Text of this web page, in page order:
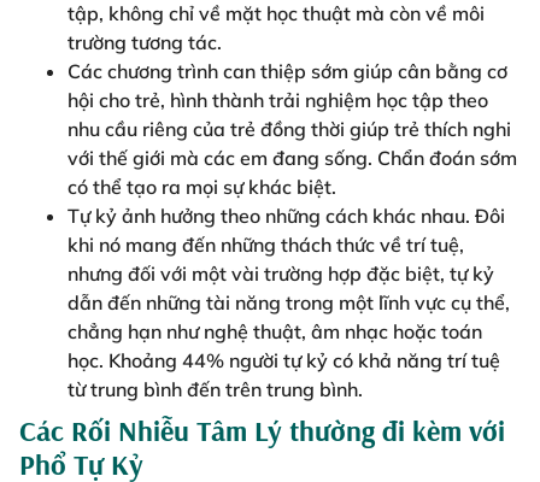
tập, không chỉ về mặt học thuật mà còn về môi
trường tương tác.
Các chương trình can thiệp sớm giúp cân bằng cơ
hội cho trẻ, hình thành trải nghiệm học tập theo
nhu cầu riêng của trẻ đồng thời giúp trẻ thích nghi
với thế giới mà các em đang sống. Chẩn đoán sớm
có thể tạo ra mọi sự khác biệt.
Tự kỷ ảnh hưởng theo những cách khác nhau. Đôi
khi nó mang đến những thách thức về trí tuệ,
nhưng đối với một vài trường hợp đặc biệt, tự kỷ
dẫn đến những tài năng trong một lĩnh vực cụ thể,
chẳng hạn như nghệ thuật, âm nhạc hoặc toán
học. Khoảng 44% người tự kỷ có khả năng trí tuệ
từ trung bình đến trên trung bình.
Các Rối Nhiễu Tâm Lý thường đi kèm với
Phổ Tự Kỷ